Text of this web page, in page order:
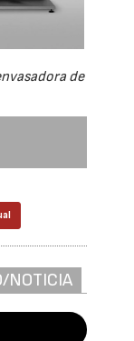
de
NOTICIA